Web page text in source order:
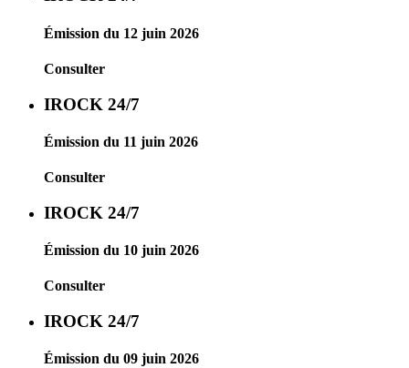
Émission du 12 juin 2026
Consulter
IROCK 24/7
Émission du 11 juin 2026
Consulter
IROCK 24/7
Émission du 10 juin 2026
Consulter
IROCK 24/7
Émission du 09 juin 2026